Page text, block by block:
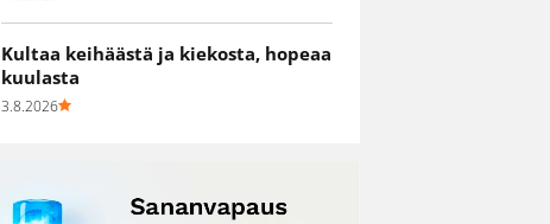
Kultaa keihäästä ja kiekosta, hopeaa
kuulasta
3.8.2026